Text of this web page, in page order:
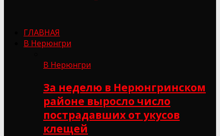
ГЛАВНАЯ
В Нерюнгри
В Нерюнгри
За неделю в Нерюнгринском
районе выросло число
пострадавших от укусов
клещей